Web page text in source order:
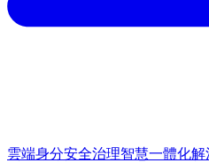
雲端身分安全治理智慧一體化解